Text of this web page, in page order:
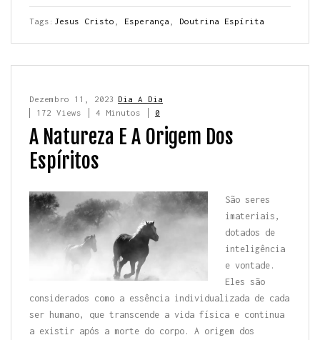
Tags: Jesus Cristo Esperança Doutrina Espírita
Dia A Dia
Dezembro 11, 2023
172 Views
4 Minutos 0
A Natureza E A Origem Dos
Espíritos
São seres
imateriais,
dotados de
inteligência
e vontade.
Eles são
considerados como a essência individualizada de cada
ser humano, que transcende a vida física e continua
a existir após a morte do corpo. A origem dos